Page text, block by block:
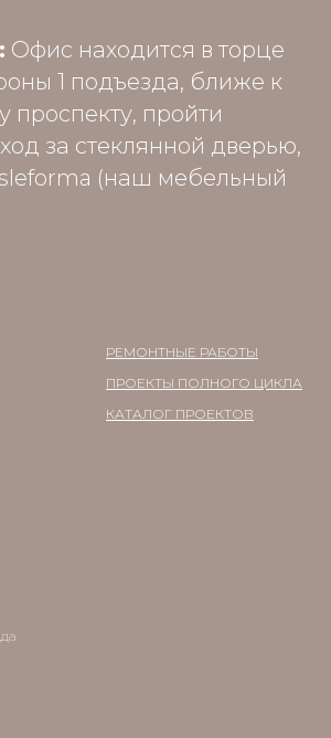
Офис находится в торце
1 подъезда, ближе к
проспекту, пройти
за стеклянной дверью,
(наш мебельный
РЕМОНТНЫЕ РАБОТЫ
ПРОЕКТЫ ПОЛНОГО ЦИКЛА
КАТАЛОГ ПРОЕКТОВ